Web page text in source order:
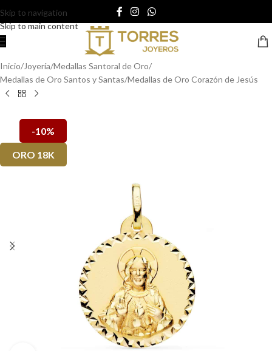
Skip to navigation
Skip to main content
Inicio/Joyería/Medallas Santoral de Oro/
Medallas de Oro Santos y Santas/Medallas de Oro Corazón de Jesús
-10%
ORO 18K